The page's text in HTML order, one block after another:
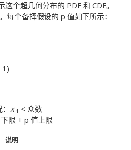
个超几何分布的 PDF 和 CDF。
每个备择假设的 p 值如下所示：
1)
x 1 < 众数
限 + p 值上限
说明